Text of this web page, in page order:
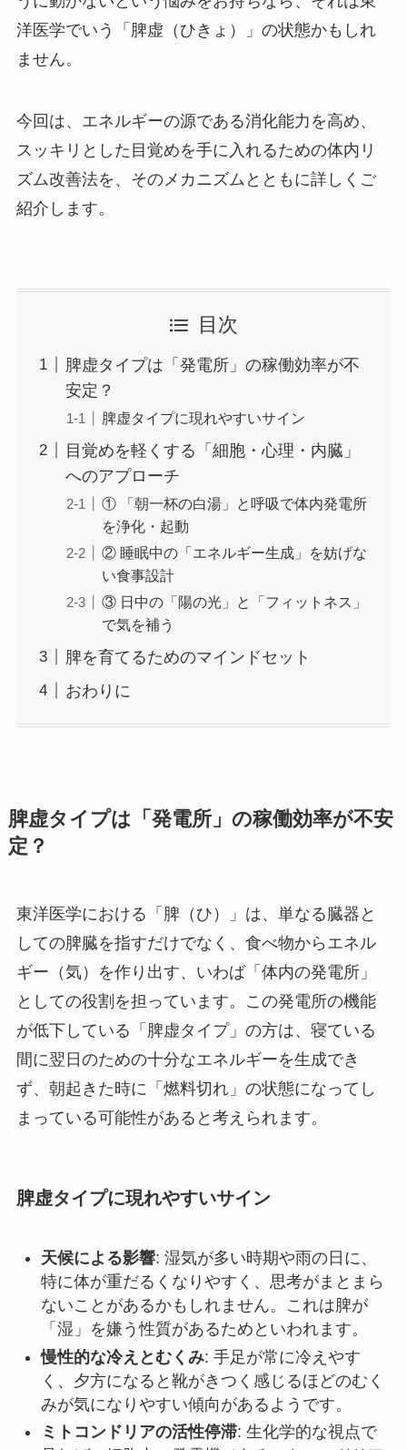
洋医学でいう「脾虚（ひきょ）」の状態かもしれ
ません。
今回は、エネルギーの源である消化能力を高め、
スッキリとした目覚めを手に入れるための体内リ
ズム改善法を、そのメカニズムとともに詳しくご
紹介します。
目次
脾虚タイプは「発電所」の稼働効率が不
安定？
脾虚タイプに現れやすいサイン
目覚めを軽くする「細胞・心理・内臓」
へのアプローチ
① 「朝一杯の白湯」と呼吸で体内発電所
を浄化・起動
② 睡眠中の「エネルギー生成」を妨げな
い食事設計
③ 日中の「陽の光」と「フィットネス」
で気を補う
脾を育てるためのマインドセット
おわりに
脾虚タイプは「発電所」の稼働効率が不安
定？
東洋医学における「脾（ひ）」は、単なる臓器と
しての脾臓を指すだけでなく、食べ物からエネル
ギー（気）を作り出す、いわば「体内の発電所」
としての役割を担っています。この発電所の機能
が低下している「脾虚タイプ」の方は、寝ている
間に翌日のための十分なエネルギーを生成でき
ず、朝起きた時に「燃料切れ」の状態になってし
まっている可能性があると考えられます。
脾虚タイプに現れやすいサイン
天候による影響: 湿気が多い時期や雨の日に、
特に体が重だるくなりやすく、思考がまとまら
ないことがあるかもしれません。これは脾が
「湿」を嫌う性質があるためといわれます。
慢性的な冷えとむくみ: 手足が常に冷えやす
く、夕方になると靴がきつく感じるほどのむく
みが気になりやすい傾向があるようです。
ミトコンドリアの活性停滞: 生化学的な視点で